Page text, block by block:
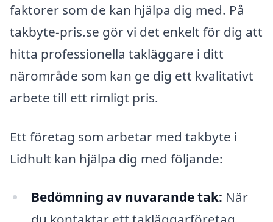
faktorer som de kan hjälpa dig med. På
takbyte-pris.se gör vi det enkelt för dig att
hitta professionella takläggare i ditt
närområde som kan ge dig ett kvalitativt
arbete till ett rimligt pris.
Ett företag som arbetar med takbyte i
Lidhult kan hjälpa dig med följande:
Bedömning av nuvarande tak: När